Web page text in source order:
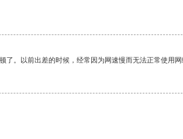
。以前出差的时候，经常因为网速慢而无法正常使用